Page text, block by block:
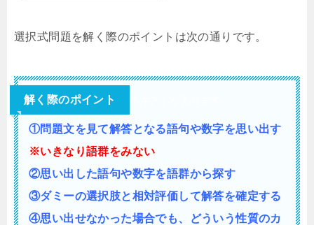
選択式問題を解く際のポイントは次の通りです。
解く際のポイント
①問題文を見て解答となる語句や数字を思い出す
※いきなり語群をみない
②思い出した語句や数字を語群から探す
③ダミーの選択肢と相対評価して解答を確定する
④思い出せなかった場合でも、どういう性質のカ